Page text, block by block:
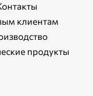
клиентам
продукты